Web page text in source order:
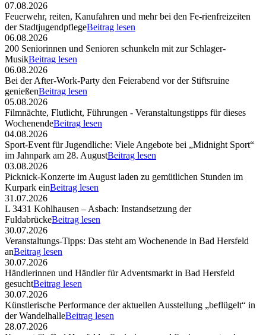
07.08.2026
Feuerwehr, reiten, Kanufahren und mehr bei den Fe-rienfreizeiten
der StadtjugendpflegeBeitrag lesen
06.08.2026
200 Seniorinnen und Senioren schunkeln mit zur Schlager-
MusikBeitrag lesen
06.08.2026
Bei der After-Work-Party den Feierabend vor der Stiftsruine
genießenBeitrag lesen
05.08.2026
Filmnächte, Flutlicht, Führungen - Veranstaltungstipps für dieses
WochenendeBeitrag lesen
04.08.2026
Sport-Event für Jugendliche: Viele Angebote bei „Midnight Sport“
im Jahnpark am 28. AugustBeitrag lesen
03.08.2026
Picknick-Konzerte im August laden zu gemütlichen Stunden im
Kurpark einBeitrag lesen
31.07.2026
L 3431 Kohlhausen – Asbach: Instandsetzung der
FuldabrückeBeitrag lesen
30.07.2026
Veranstaltungs-Tipps: Das steht am Wochenende in Bad Hersfeld
anBeitrag lesen
30.07.2026
Händlerinnen und Händler für Adventsmarkt in Bad Hersfeld
gesuchtBeitrag lesen
30.07.2026
Künstlerische Performance der aktuellen Ausstellung „beflügelt“ in
der WandelhalleBeitrag lesen
28.07.2026